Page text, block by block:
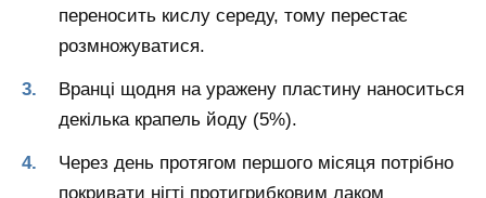
переносить кислу середу, тому перестає
розмножуватися.
Вранці щодня на уражену пластину наноситься
декілька крапель йоду (5%).
Через день протягом першого місяця потрібно
покривати нігті протигрибковим лаком